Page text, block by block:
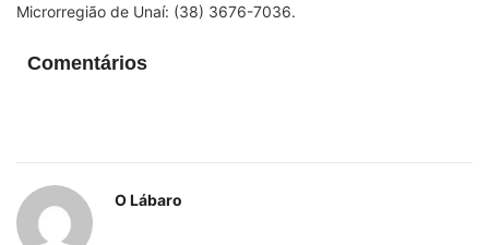
Microrregião de Unaí: (38) 3676-7036.
Comentários
O Lábaro